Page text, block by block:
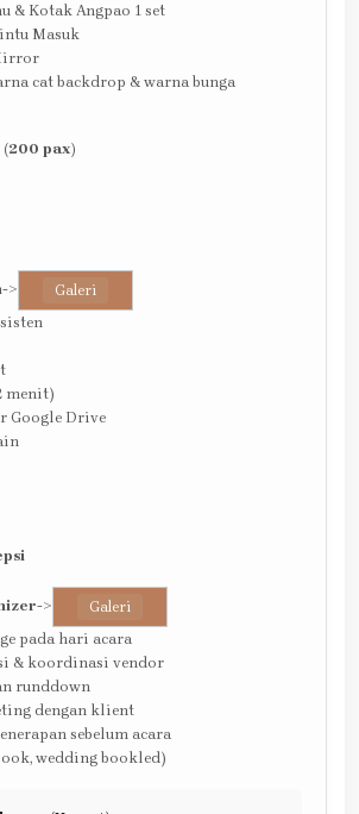
& Kotak Angpao 1 set
Masuk
cat backdrop & warna bunga
pax)
-> Galeri
menit)
Google Drive
-> Galeri
pada hari acara
& koordinasi vendor
runddown
dengan klient
sebelum acara
wedding bookled)